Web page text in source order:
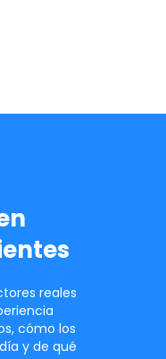
reales
cómo los
y de qué